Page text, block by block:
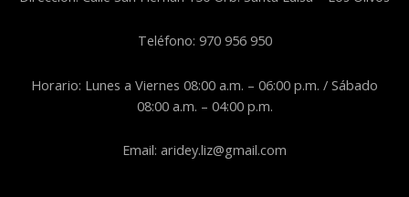
Teléfono: 970 956 950
Horario: Lunes a Viernes 08:00 a.m. – 06:00 p.m. / Sábado
08:00 a.m. – 04:00 p.m.
Email: aridey.liz@gmail.com